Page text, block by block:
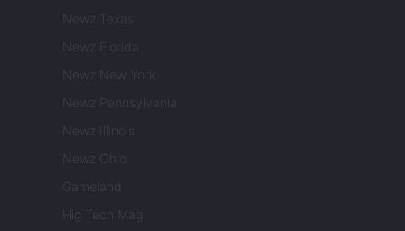
Newz Texas
Newz Florida
Newz New York
Newz Pennsylvania
Newz Illinois
Newz Ohio
Gameland
Hig Tech Mag